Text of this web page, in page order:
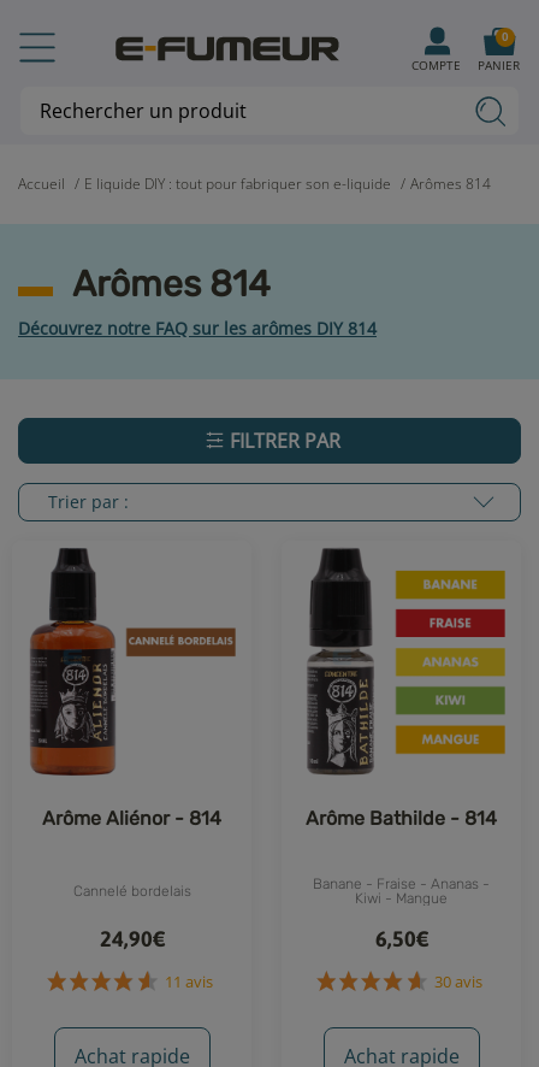
Accueil E liquide DIY : tout pour fabriquer son e-liquide Arômes 814
Arômes 814
Découvrez notre FAQ sur les arômes DIY 814
FILTRER PAR
Trier par :
Arôme Aliénor - 814
Cannelé bordelais
24,90€
Achat rapide
Arôme Bathilde - 814
Banane - Fraise - Ananas -
Kiwi - Mangue
6,50€
Achat rapide
COMPTE PANIER
0